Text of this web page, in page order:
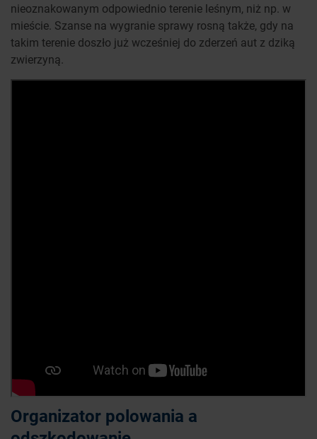
nieoznakowanym odpowiednio terenie leśnym, niż np. w
mieście. Szanse na wygranie sprawy rosną także, gdy na
takim terenie doszło już wcześniej do zderzeń aut z dziką
zwierzyną.
Organizator polowania a